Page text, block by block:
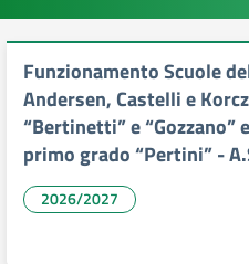
Funzionamento Scuole
Andersen, Castelli e
“Bertinetti” e “Gozzano”
primo grado “Pertini” -
2026/2027